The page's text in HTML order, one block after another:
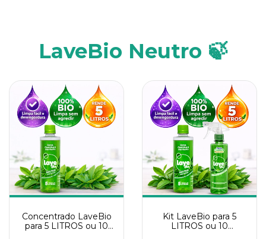
LaveBio Neutro 🍃
Concentrado LaveBio
para 5 LITROS ou 10
Kit LaveBio para 5
LITROS ou 10